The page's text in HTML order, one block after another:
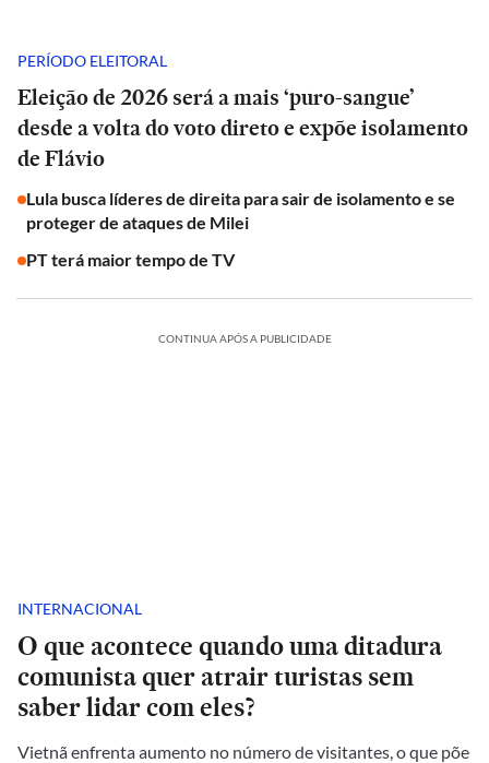
PERÍODO ELEITORAL
Eleição de 2026 será a mais ‘puro-sangue’
desde a volta do voto direto e expõe isolamento
de Flávio
Lula busca líderes de direita para sair de isolamento e se
proteger de ataques de Milei
PT terá maior tempo de TV
CONTINUA APÓS A PUBLICIDADE
INTERNACIONAL
O que acontece quando uma ditadura
comunista quer atrair turistas sem
saber lidar com eles?
Vietnã enfrenta aumento no número de visitantes, o que põe